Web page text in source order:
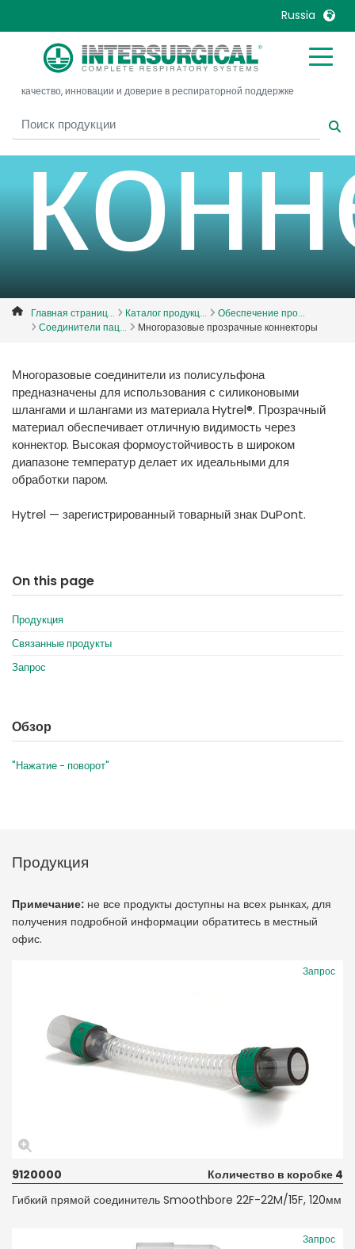
Russia
United Kingdom
United States
Belgique, Français
Canada, English
Canada, Français
China
Denmark
Deutschland
France
Italia
Malaysia
Mexico
Norway
Russia
Sweden
International English
качество, инновации и доверие в респираторной поддержке
Главная страниц... Каталог продукц...
Обеспечение про...
Соединители пац...
Многоразовые прозрачные коннекторы
Многоразовые cоединители из полисульфона
предназначены для использования с силиконовыми
шлангами и шлангами из материала Hytrel®. Прозрачный
материал обеспечивает отличную видимость через
коннектор. Высокая формоустойчивость в широком
диапазоне температур делает их идеальными для
обработки паром.
Hytrel — зарегистрированный товарный знак DuPont.
On this page
Продукция
Связанные продукты
Запрос
Обзор
"Нажатие - поворот"
Продукция
Примечание: не все продукты доступны на всех рынках, для
получения подробной информации обратитесь в местный
офис.
Запрос
9120000
Количество в коробке 4
Гибкий прямой соединитель Smoothbore 22F-22M/15F, 120мм
Запрос